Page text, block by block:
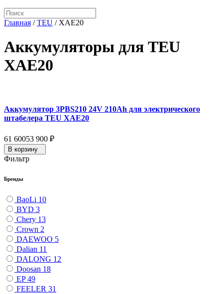
Главная /TEU / XAE20
Аккумуляторы для TEU
XAE20
Аккумулятор 3PBS210 24V 210Ah для электрического
штабелера TEU XAE20
61 60053 900 ₽
В корзину
Фильтр
Бренды
BaoLi 10
BYD 3
Chery 13
Crown 2
DAEWOO 5
Dalian 11
DALONG 12
Doosan 18
EP49
FEELER 31